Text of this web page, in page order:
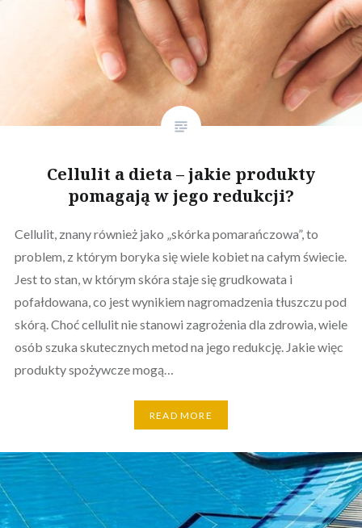
Cellulit a dieta – jakie produkty
pomagają w jego redukcji?
Cellulit, znany również jako „skórka pomarańczowa”, to
problem, z którym boryka się wiele kobiet na całym świecie.
Jest to stan, w którym skóra staje się grudkowata i
pofałdowana, co jest wynikiem nagromadzenia tłuszczu pod
skórą. Choć cellulit nie stanowi zagrożenia dla zdrowia, wiele
osób szuka skutecznych metod na jego redukcję. Jakie więc
produkty spożywcze mogą…
READ MORE